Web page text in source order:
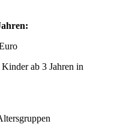
ab 3 Jahren in